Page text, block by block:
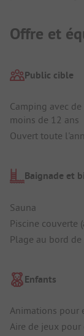
Offre et
Public cible
Camping avec
moins de 12 ans
Ouvert toute
Baignade et
Sauna
Piscine couverte
Plage au bord
Enfants
Animations pour
Aire de jeux pour